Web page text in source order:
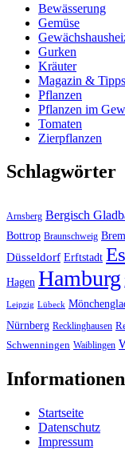
Bewässerung
Gemüse
Gurken
Kräuter
Magazin & Tipps
Pflanzen
Pflanzen im
Tomaten
Zierpflanzen
Schlagwörter
Arnsberg Bergisch
Bottrop Braunschweig
Düsseldorf Erftstadt
Hagen Hamburg
Leipzig Lübeck
Nürnberg Recklinghausen
Schwenningen Waiblingen
Informationen
Startseite
Datenschutz
Impressum